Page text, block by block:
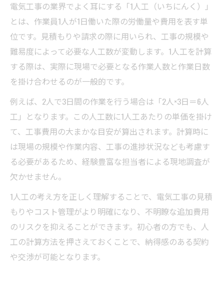
電気工事の業界でよく耳にする「1人工（いちにんく）」
とは、作業員1人が1日働いた際の労働量や費用を表す単
位です。見積もりや請求の際に用いられ、工事の規模や
難易度によって必要な人工数が変動します。1人工を計算
する際は、実際に現場で必要となる作業人数と作業日数
を掛け合わせるのが一般的です。
例えば、2人で3日間の作業を行う場合は「2人×3日＝6人
工」となります。この人工数に1人工あたりの単価を掛け
て、工事費用の大まかな目安が算出されます。計算時に
は現場の規模や作業内容、工事の進捗状況なども考慮す
る必要があるため、経験豊富な担当者による現地調査が
欠かせません。
1人工の考え方を正しく理解することで、電気工事の見積
もりやコスト管理がより明確になり、不明瞭な追加費用
のリスクを抑えることができます。初心者の方でも、人
工の計算方法を押さえておくことで、納得感のある契約
や交渉が可能となります。